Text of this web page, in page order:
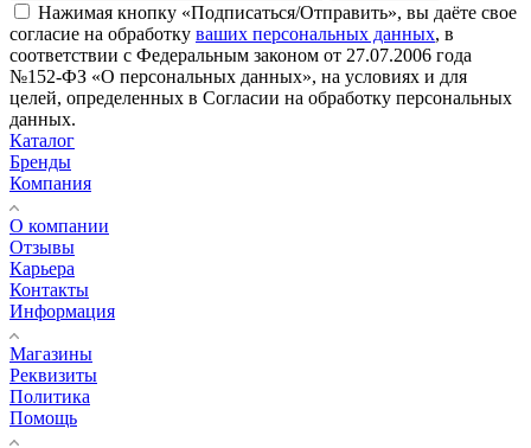
Нажимая кнопку «Подписаться/Отправить», вы даёте свое
согласие на обработку ваших персональных данных, в
соответствии с Федеральным законом от 27.07.2006 года
№152-ФЗ «О персональных данных», на условиях и для
целей, определенных в Согласии на обработку персональных
данных.
Каталог
Бренды
Компания
О компании
Отзывы
Карьера
Контакты
Информация
Магазины
Реквизиты
Политика
Помощь